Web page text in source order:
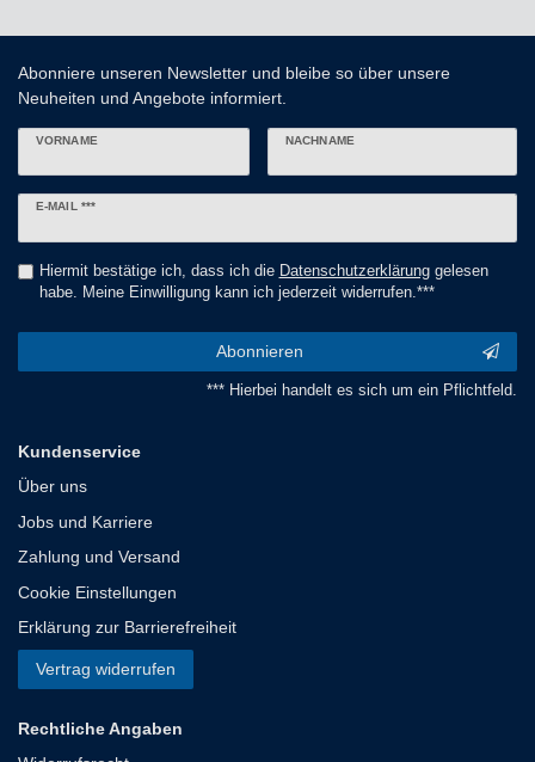
Abonniere unseren Newsletter und bleibe so über unsere
Neuheiten und Angebote informiert.
VORNAME NACHNAME
E-MAIL ***
Newsletter
Hiermit bestätige ich, dass ich die Daten­schutz­erklärunggelesen
habe. Meine Einwilligung kann ich jederzeit widerrufen.***
Abonnieren
*** Hierbei handelt es sich um ein Pflichtfeld.
Kundenservice
Über uns
Jobs und Karriere
Zahlung und Versand
Cookie Einstellungen
Erklärung zur Barrierefreiheit
Vertrag widerrufen
Rechtliche Angaben